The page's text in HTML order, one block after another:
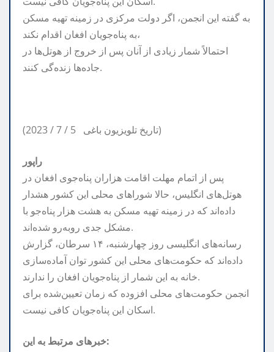
به گفته این انجمن، اگر دولت مرکزی در زمینه تهیه مسکن
به پناه‌جویان افغان اقدام نکند،
احتمالاً شمار زیادی از آنان پس از خروج از هوتل‌ها در
جاده‌ها زنده‌گی کنند.
(2023 / 7 / 5 تاریخ تلویزیون باغی)
پس از اتمام مهلت اقامت هزاران پناه‌جوی افغان در
هوتل‌های انگلیس، حالا شوراهای محلی این‌ کشور هشدار
داده‌اند که در زمینه تهیه مسکن به هشت هزار پناه‌جو با
مشکل جدی روبه‌رو شده‌اند.
رسانه‌های انگلیسی روز چهارشنبه، ۱۴ سرطان، گزارش
داده‌اند که حکومت‌های محلی این‌ کشور توان آماده‌سازی
خانه به این شمار از پناه‌جویان افغان را ندارند.
انجمن حکومت‌های محلی افزوده‌ که زمان تعیین‌شده برای
اسکان‌ این پناه‌جویان کافی نیست.
خبرهای مرتبط به این: